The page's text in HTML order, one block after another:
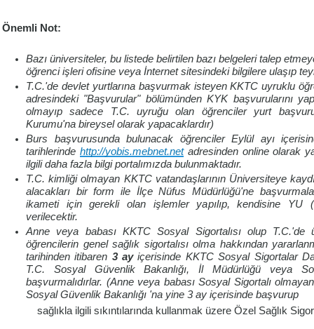
Önemli Not:
Bazı üniversiteler, bu listede belirtilen bazı belgeleri talep
öğrenci işleri ofisine veya İnternet sitesindeki bilgilere ulaşıp
T.C.'de devlet yurtlarına başvurmak isteyen KKTC uyruklu
adresindeki "Başvurular" bölümünden KYK başvurularını
olmayıp sadece T.C. uyruğu olan öğrenciler yurt
Kurumu'na bireysel olarak yapacaklardır)
Burs başvurusunda bulunacak öğrenciler Eylül ayı
tarihlerinde http://yobis.mebnet.netadresinden online olarak
ilgili daha fazla bilgi portalımızda bulunmaktadır.
T.C. kimliği olmayan KKTC vatandaşlarının Üniversiteye
alacakları bir form ile İlçe Nüfus Müdürlüğü'ne
ikameti için gerekli olan işlemler yapılıp, kendisine YU
verilecektir.
Anne veya babası KKTC Sosyal Sigortalısı olup T.C.'de
öğrencilerin genel sağlık sigortalısı olma hakkından
tarihinden itibaren 3 ayiçerisinde KKTC Sosyal Sigortalar
T.C. Sosyal Güvenlik Bakanlığı, İl Müdürlüğü veya
başvurmalıdırlar. (Anne veya babası Sosyal Sigortalı
Sosyal Güvenlik Bakanlığı 'na yine 3 ay içerisinde başvurup
sağlıkla ilgili sıkıntılarında kullanmak üzere Özel Sağlık